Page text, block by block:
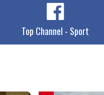
Top Channel - Sport